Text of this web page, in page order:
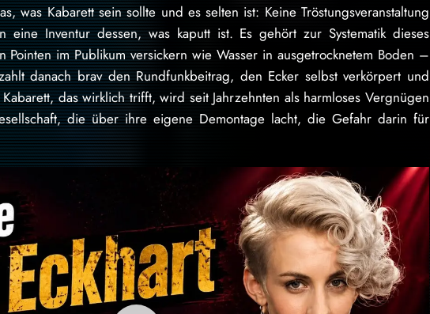
was Kabarett sein sollte und es selten ist: Keine Tröstungsveranstaltung
eine Inventur dessen, was kaputt ist. Es gehört zur Systematik dieses
Pointen im Publikum versickern wie Wasser in ausgetrocknetem Boden –
danach brav den Rundfunkbeitrag, den Ecker selbst verkörpert und
das wirklich trifft, wird seit Jahrzehnten als harmloses Vergnügen
die über ihre eigene Demontage lacht, die Gefahr darin für